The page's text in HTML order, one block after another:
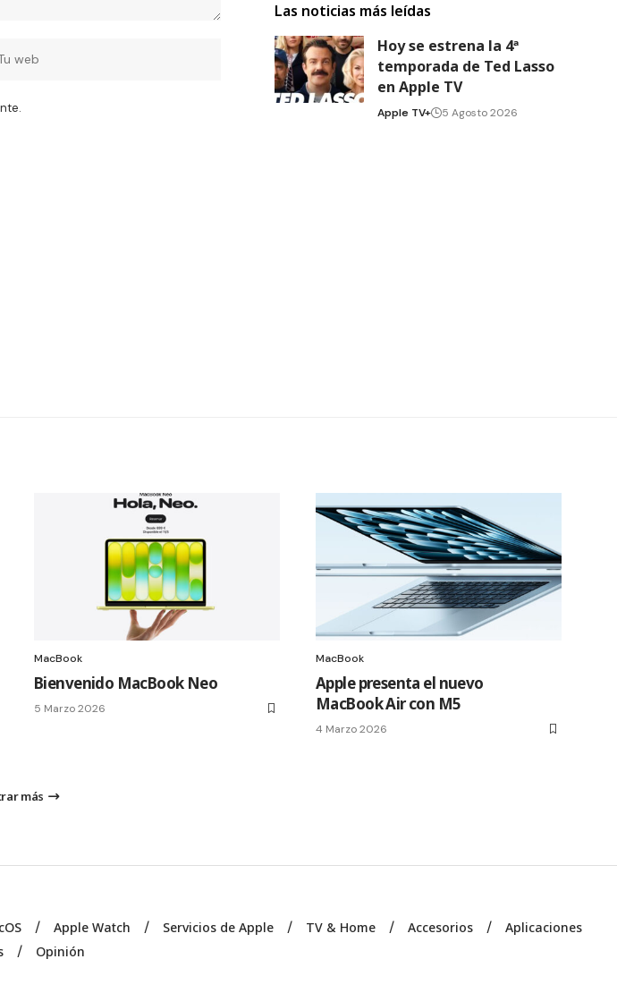
Las noticias más leídas
Hoy se estrena la 4ª
temporada de Ted Lasso
en Apple TV
Apple TV+ 5 Agosto 2026
MacBook
Bienvenido MacBook Neo
5 Marzo 2026
MacBook
Apple presenta el nuevo
MacBook Air con M5
4 Marzo 2026
más
Apple Watch Servicios de Apple TV & Home Accesorios
Aplicaciones
Opinión